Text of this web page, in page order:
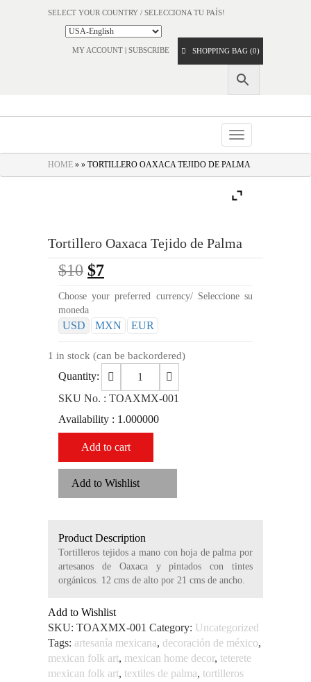
SELECT YOUR COUNTRY / SELECCIONA TU PAÍS!
MY ACCOUNT | SUBSCRIBE SHOPPING BAG (0)
Toggle
navigation
HOME » » TORTILLERO OAXACA TEJIDO DE PALMA
Tortillero Oaxaca Tejido de Palma
$10 $7
Choose your preferred currency/ Seleccione su
moneda
USD MXN EUR
1 in stock (can be backordered)
Quantity:
SKU No. : TOAXMX-001
Availability : 1.000000
Add to cart
Add to Wishlist
Product Description
Tortilleros tejidos a mano con hoja de palma por
artesanos de Oaxaca y pintados con tintes
orgánicos. 12 cms de alto por 21 cms de ancho.
Add to Wishlist
SKU: TOAXMX-001 Category: Uncategorized
Tags: artesanía mexicana, decoración de méxico,
mexican folk art, mexican home decor, teterete
mexican folk art, textiles de palma, tortilleros